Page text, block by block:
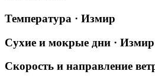
Температура · Измир
Сухие и мокрые дни · Измир
Скорость и направление